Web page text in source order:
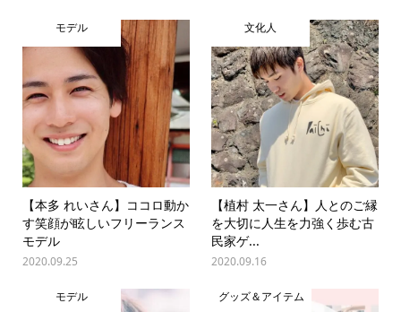
モデル
【本多 れいさん】ココロ動か
す笑顔が眩しいフリーランス
モデル
2020.09.25
文化人
【植村 太一さん】人とのご縁
を大切に人生を力強く歩む古
民家ゲ...
2020.09.16
モデル グッズ＆アイテム